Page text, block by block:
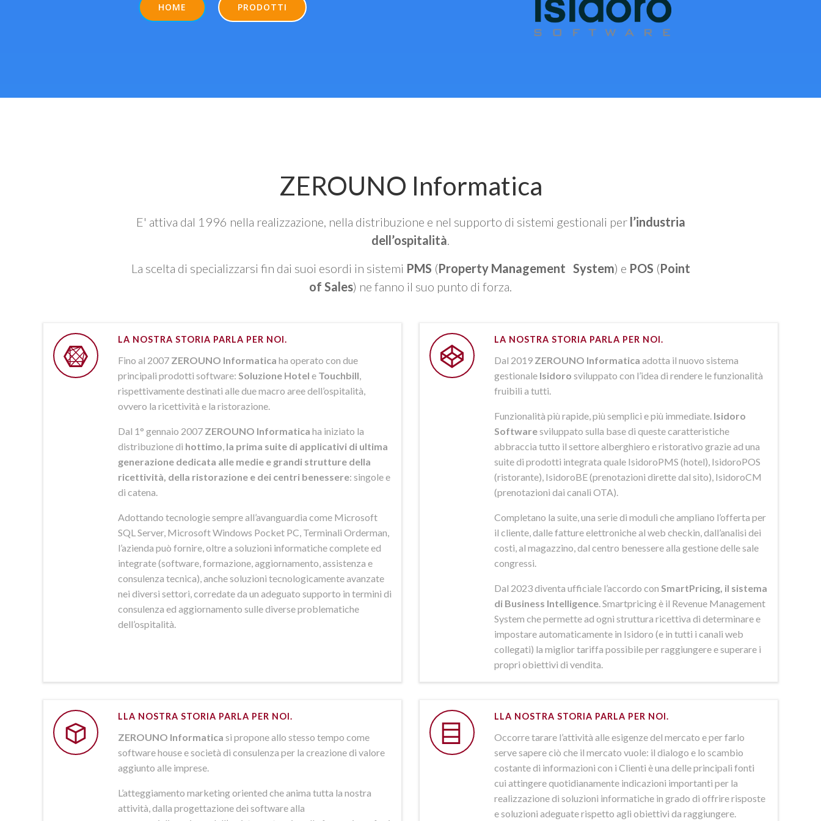
HOME PRODOTTI
ZEROUNO Informatica
E' attiva dal 1996 nella realizzazione, nella distribuzione e nel supporto di sistemi gestionali per l’industria
dell’ospitalità
La scelta di specializzarsi fin dai suoi esordi in sistemi PMS (Property Management System) e POS (Point
of Sales) ne fanno il suo punto di forza.
LA NOSTRA STORIA PARLA PER NOI.
Fino al 2007 ZEROUNO Informatica ha operato con due
principali prodotti software: Soluzione Hotel e Touchbill
rispettivamente destinati alle due macro aree dell’ospitalità,
ovvero la ricettività e la ristorazione.
Dal 1° gennaio 2007 ZEROUNO Informatica ha iniziato la
distribuzione di hottimo la prima suite di applicativi di ultima
generazione dedicata alle medie e grandi strutture della
ricettività, della ristorazione e dei centri benessere: singole e
di catena.
Adottando tecnologie sempre all’avanguardia come Microsoft
SQL Server, Microsoft Windows Pocket PC, Terminali Orderman,
l’azienda può fornire, oltre a soluzioni informatiche complete ed
integrate (software, formazione, aggiornamento, assistenza e
consulenza tecnica), anche soluzioni tecnologicamente avanzate
nei diversi settori, corredate da un adeguato supporto in termini di
consulenza ed aggiornamento sulle diverse problematiche
dell’ospitalità.
LA NOSTRA STORIA PARLA PER NOI.
Dal 2019 ZEROUNO Informatica adotta il nuovo sistema
gestionale Isidoro sviluppato con l’idea di rendere le funzionalità
fruibili a tutti.
Funzionalità più rapide, più semplici e più immediate. Isidoro
Softwaresviluppato sulla base di queste caratteristiche
abbraccia tutto il settore alberghiero e ristorativo grazie ad una
suite di prodotti integrata quale IsidoroPMS (hotel), IsidoroPOS
(ristorante), IsidoroBE (prenotazioni dirette dal sito), IsidoroCM
(prenotazioni dai canali OTA).
Completano la suite, una serie di moduli che ampliano l’offerta per
il cliente, dalle fatture elettroniche al web checkin, dall’analisi dei
costi, al magazzino, dal centro benessere alla gestione delle sale
congressi.
Dal 2023 diventa ufficiale l’accordo con SmartPricing, il sistema
di Business Intelligence . Smartpricing è il Revenue Management
System che permette ad ogni struttura ricettiva di determinare e
impostare automaticamente in Isidoro (e in tutti i canali web
collegati) la miglior tariffa possibile per raggiungere e superare i
propri obiettivi di vendita.
LLA NOSTRA STORIA PARLA PER NOI.
ZEROUNO Informatica si propone allo stesso tempo come
software house e società di consulenza per la creazione di valore
aggiunto alle imprese.
L’atteggiamento marketing oriented che anima tutta la nostra
attività, dalla progettazione dei software alla
LLA NOSTRA STORIA PARLA PER NOI.
Occorre tarare l’attività alle esigenze del mercato e per farlo
serve sapere ciò che il mercato vuole: il dialogo e lo scambio
costante di informazioni con i Clienti è una delle principali fonti
cui attingere quotidianamente indicazioni importanti per la
realizzazione di soluzioni informatiche in grado di offrire risposte
e soluzioni adeguate rispetto agli obiettivi da raggiungere.